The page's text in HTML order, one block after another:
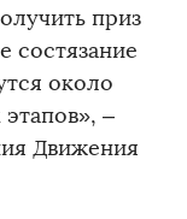
приз
состязание
около
–
Движения